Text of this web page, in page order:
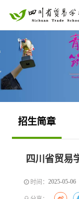
招生简章
四川省贸易
时间： 2025-05-06